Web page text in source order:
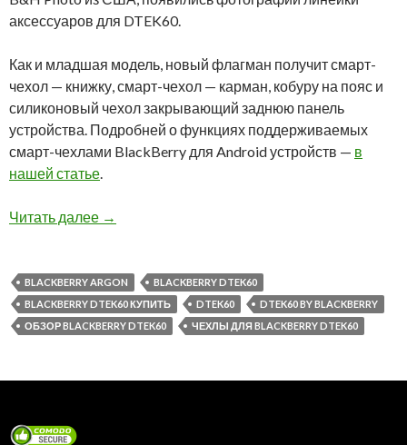
аксессуаров для DTEK60.
Как и младшая модель, новый флагман получит смарт-
чехол — книжку, смарт-чехол — карман, кобуру на пояс и
силиконовый чехол закрывающий заднюю панель
устройства. Подробней о функциях поддерживаемых
смарт-чехлами BlackBerry для Android устройств — в
нашей статье.
Читать далее Новые фотографии чехлов для BlackBerry
→
BLACKBERRY ARGON
BLACKBERRY DTEK60
BLACKBERRY DTEK60 КУПИТЬ
DTEK60
DTEK60 BY BLACKBERRY
ОБЗОР BLACKBERRY DTEK60
ЧЕХЛЫ ДЛЯ BLACKBERRY DTEK60